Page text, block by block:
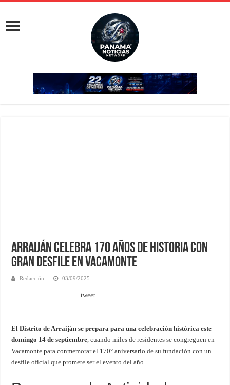
Arraiján Celebra 170 Años de Historia con
Gran Desfile en Vacamonte
Redacción 03/09/2025
tweet
El Distrito de Arraiján se prepara para una celebración histórica este
domingo 14 de septiembre, cuando miles de residentes se congreguen en
Vacamonte para conmemorar el 170° aniversario de su fundación con un
desfile oficial que promete ser el evento del año.